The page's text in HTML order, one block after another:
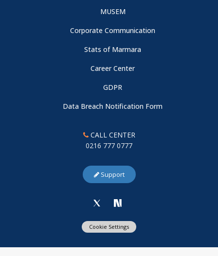
MUSEM
Corporate Communication
Stats of Marmara
Career Center
GDPR
Data Breach Notification Form
CALL CENTER
0216 777 0777
Support
Cookie Settings